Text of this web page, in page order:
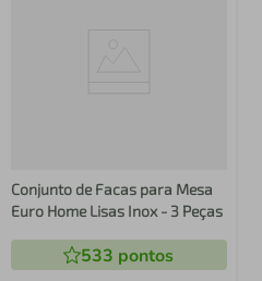
Conjunto de Facas para Mesa
Euro Home Lisas Inox - 3 Peças
533 pontos